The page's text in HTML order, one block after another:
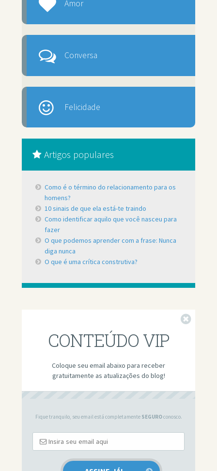
Amor
Conversa
Felicidade
Artigos populares
Como é o término do relacionamento para os
homens?
10 sinais de que ela está-te traindo
Como identificar aquilo que você nasceu para
fazer
O que podemos aprender com a frase: Nunca
diga nunca
O que é uma crítica construtiva?
CONTEÚDO VIP
Coloque seu email abaixo para receber
gratuitamente as atualizações do blog!
Fique tranquilo, seu email está completamente SEGUROconosco.